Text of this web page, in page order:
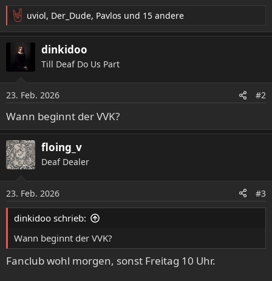
R
e
n
e
n
:
uviol, Der_Dude, Pavlos und 15 andere
dinkidoo
Till Deaf Do Us Part
23. Feb. 2026 #2
Wann beginnt der VVK?
floing_v
Deaf Dealer
23. Feb. 2026 #3
dinkidoo schrieb:
Wann beginnt der VVK?
Fanclub wohl morgen, sonst Freitag 10 Uhr.